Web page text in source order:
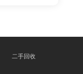
二手回收